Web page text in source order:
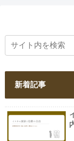
新着記事